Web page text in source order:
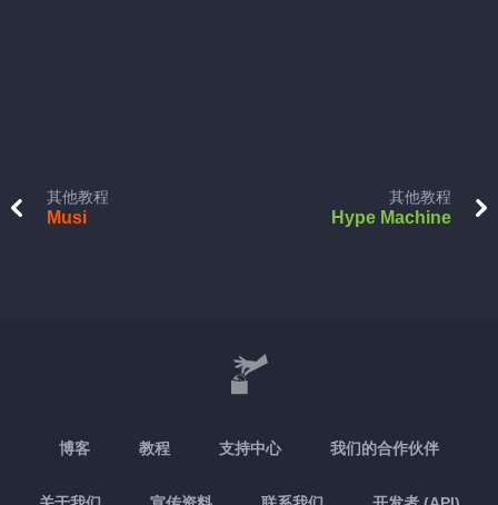
其他教程
Musi
其他教程
Hype Machine
博客 教程 支持中心 我们的合作伙伴